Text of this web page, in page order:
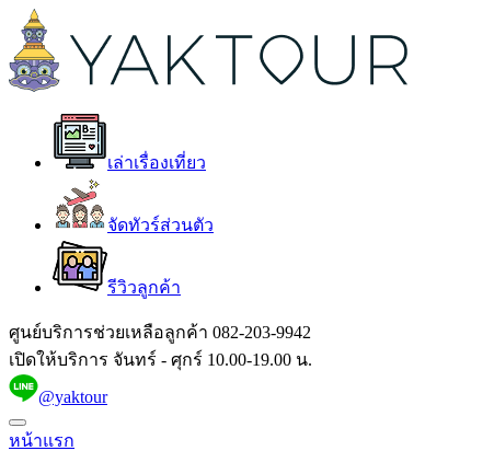
เล่าเรื่องเที่ยว
จัดทัวร์ส่วนตัว
รีวิวลูกค้า
ศูนย์บริการช่วยเหลือลูกค้า 082-203-9942
เปิดให้บริการ จันทร์ - ศุกร์ 10.00-19.00 น.
@yaktour
หน้าแรก